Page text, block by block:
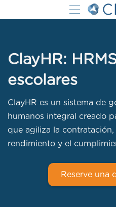
ClayHR:
escolares
ClayHR es un sistema de
humanos integral creado
que agiliza la contratación,
rendimiento y el
Reserve una